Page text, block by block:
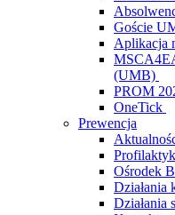
Goście
Aplikacja
(UMB)
PROM
OneTick
Prewencja
Ośrodek
Działania
Działania